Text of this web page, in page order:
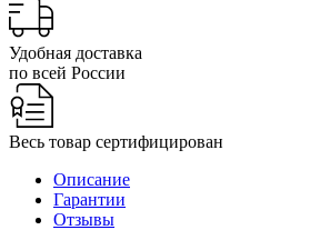
Удобная доставка
по всей России
Весь товар сертифицирован
Описание
Гарантии
Отзывы